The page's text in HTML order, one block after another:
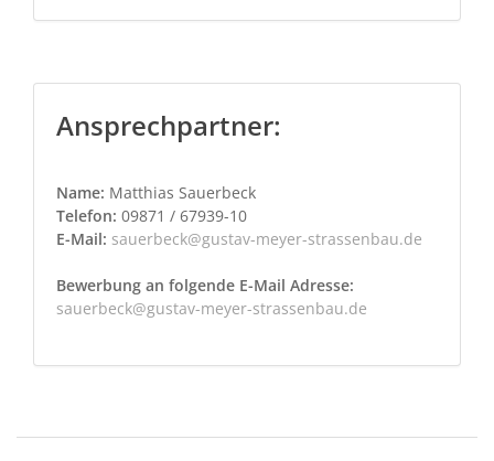
Ansprechpartner:
Name: Matthias Sauerbeck
Telefon: 09871 / 67939-10
E-Mail: sauerbeck@gustav-meyer-strassenbau.de
Bewerbung an folgende E-Mail Adresse:
sauerbeck@gustav-meyer-strassenbau.de